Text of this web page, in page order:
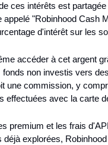
ces intérêts est
appelé "Robinhood Cash
d'intérêt sur les
accéder à cet argent
fonds non investis vers
une commission, y
effectuées avec la carte
premium et les frais
déjà explorées,